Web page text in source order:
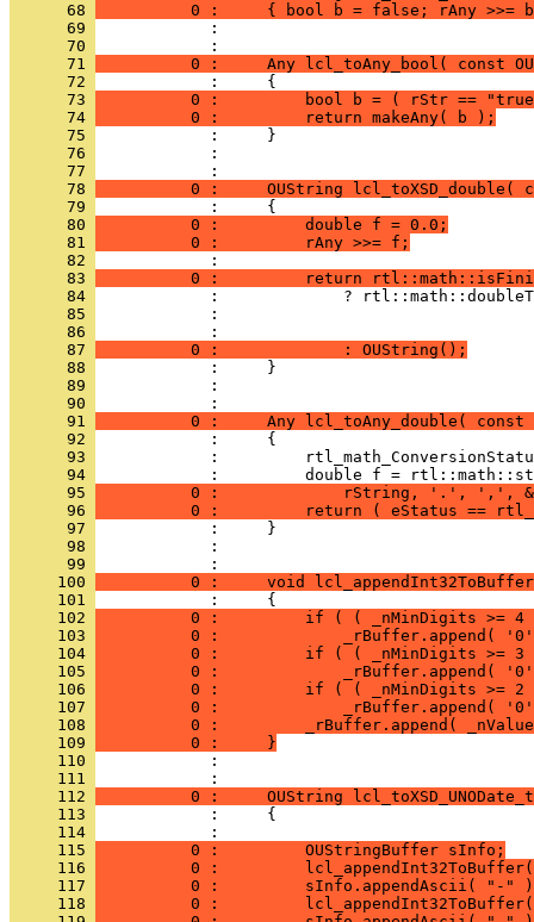
      68
0 :     { bool b = false; rAny >>=
      69
            :
      70
      71
0 :     Any lcl_toAny_bool( const
      72
      73
0 :         bool b = ( rStr ==
      74
          0 :         return makeAny( b );
      75
      76
            :
      77
      78
0 :     OUString lcl_toXSD_double(
      79
      80
          0 :         double f = 0.0;
      81
          0 :         rAny >>= f;
      82
      83
0 :         return
      84
      85
      86
      87
          0 :             : OUString();
      88
      89
            :
      90
      91
0 :     Any lcl_toAny_double( const
      92
      93
      94
      95
0 :             rString, '.', ',',
      96
0 :         return ( eStatus ==
      97
      98
            :
      99
     100
0 :     void
     101
     102
0 :         if ( ( _nMinDigits >= 4
     103
0 :             _rBuffer.append(
     104
0 :         if ( ( _nMinDigits >= 3
     105
0 :             _rBuffer.append(
     106
0 :         if ( ( _nMinDigits >= 2
     107
0 :             _rBuffer.append(
     108
0 :         _rBuffer.append(
     109
          0 :     }
     110
            :
     111
     112
0 :     OUString
     113
     114
     115
          0 :         OUStringBuffer sInfo;
     116
0 :
     117
0 :         sInfo.appendAscii( "-"
     118
0 :